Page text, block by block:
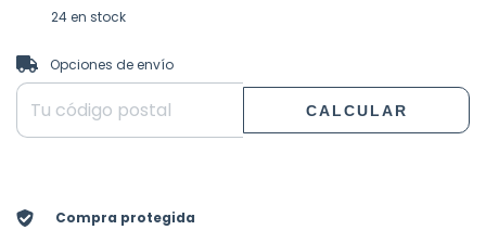
24en stock
Entregas para el CP:
Opciones de envío
CALCULAR
Compra protegida